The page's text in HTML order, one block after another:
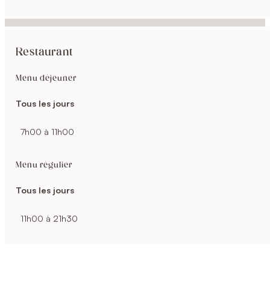
Restaurant
Menu déjeuner
Tous les jours
7h00 à 11h00
Menu régulier
Tous les jours
11h00 à 21h30